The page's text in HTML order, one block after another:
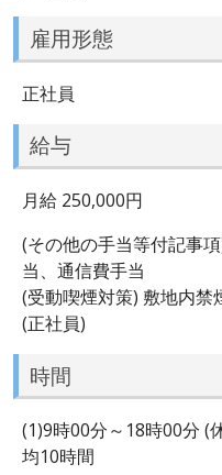
雇用形態
正社員
給与
月給 250,000円
(その他の手当等付記事
当、通信費手当
(受動喫煙対策) 敷地内禁
(正社員)
時間
(1)9時00分～18時00分 (
均10時間